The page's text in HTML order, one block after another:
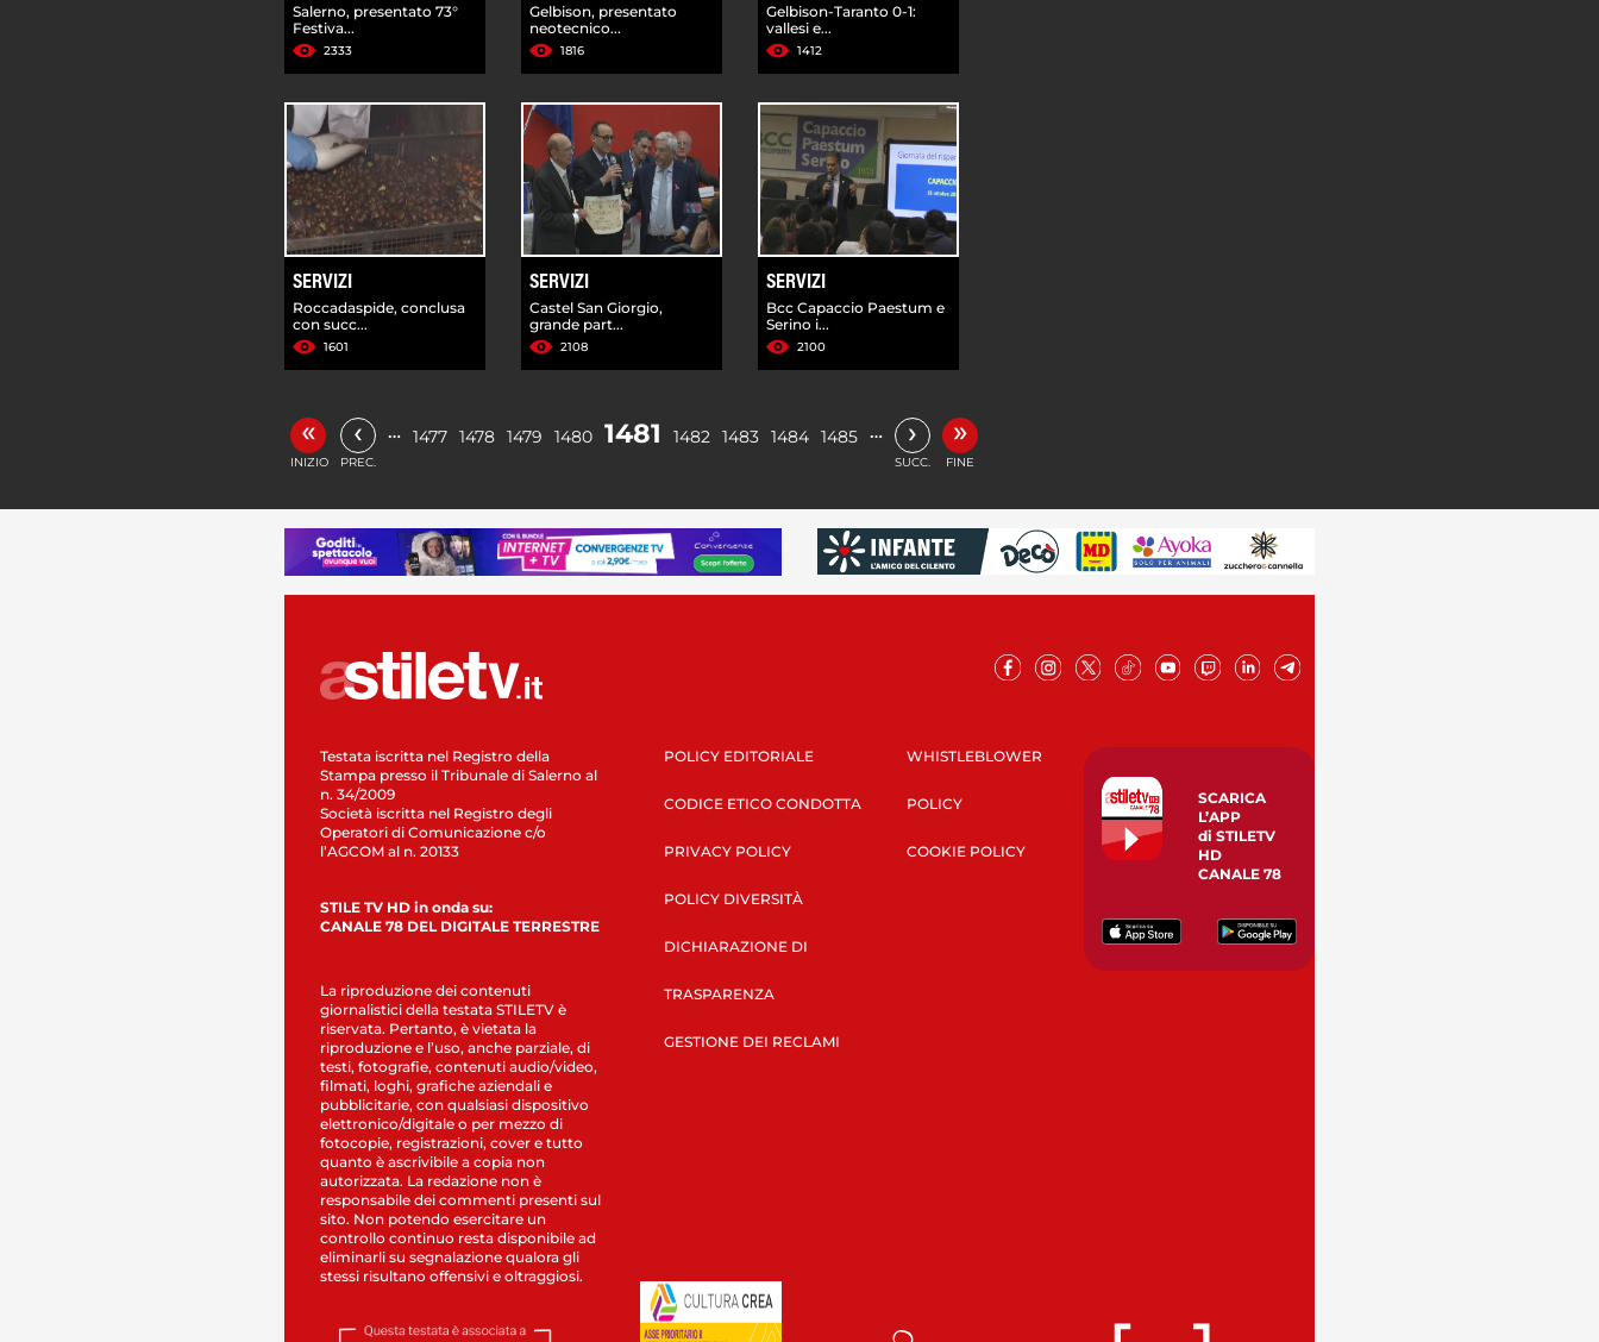
Salerno, presentato 73°
Festiva...
2333
Gelbison, presentato
neotecnico...
1816
Gelbison-Taranto 0-1:
vallesi e...
1412
SERVIZI
Roccadaspide, conclusa
con succ...
1601
SERVIZI
Castel San Giorgio,
grande part...
2108
SERVIZI
Bcc Capaccio Paestum e
Serino i...
2100
«
INIZIO
‹
PREC.
… 1477 1478 1479 1480 1481 1482 1483 1484 1485 … ›
SUCC.
»
FINE
Testata iscritta nel Registro della
Stampa presso il Tribunale di Salerno al
n. 34/2009
Società iscritta nel Registro degli
Operatori di Comunicazione c/o
l’AGCOM al n. 20133
STILE TV HD in onda su:
CANALE 78 DEL DIGITALE TERRESTRE
La riproduzione dei contenuti
giornalistici della testata STILETV è
riservata. Pertanto, è vietata la
riproduzione e l’uso, anche parziale, di
testi, fotografie, contenuti audio/video,
filmati, loghi, grafiche aziendali e
pubblicitarie, con qualsiasi dispositivo
elettronico/digitale o per mezzo di
fotocopie, registrazioni, cover e tutto
quanto è ascrivibile a copia non
autorizzata. La redazione non è
responsabile dei commenti presenti sul
sito. Non potendo esercitare un
controllo continuo resta disponibile ad
eliminarli su segnalazione qualora gli
stessi risultano offensivi e oltraggiosi.
POLICY EDITORIALE
CODICE ETICO CONDOTTA
PRIVACY POLICY
POLICY DIVERSITÀ
DICHIARAZIONE DI
TRASPARENZA
GESTIONE DEI RECLAMI
WHISTLEBLOWER
POLICY
COOKIE POLICY
SCARICA
L’APP
di STILETV
HD
CANALE 78